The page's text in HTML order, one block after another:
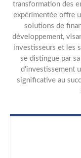
transformation des
expérimentée offre
solutions de
développement,
investisseurs et les
se distingue par
d'investissement
significative au